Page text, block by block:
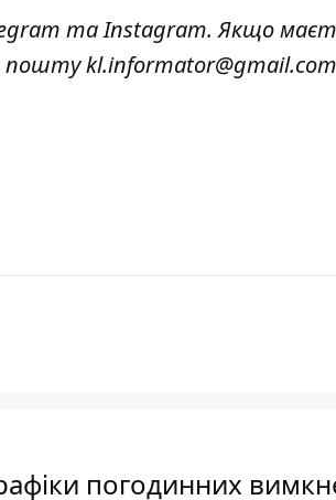
таInstagram. Якщо
поштуkl.informator@gmail.com
погодинних